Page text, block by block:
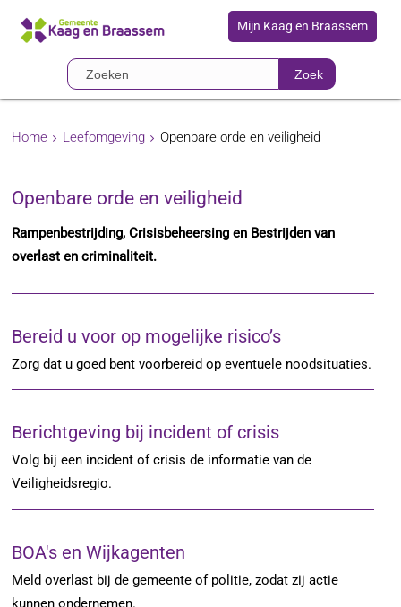
Mijn Kaag en Braassem
Zoek
Home Leefomgeving Openbare orde en veiligheid
Openbare orde en veiligheid
Rampenbestrijding, Crisisbeheersing en Bestrijden van
overlast en criminaliteit.
Bereid u voor op mogelijke risico’s
Zorg dat u goed bent voorbereid op eventuele noodsituaties.
Berichtgeving bij incident of crisis
Volg bij een incident of crisis de informatie van de
Veiligheidsregio.
BOA's en Wijkagenten
Meld overlast bij de gemeente of politie, zodat zij actie
kunnen ondernemen.